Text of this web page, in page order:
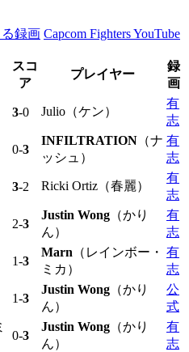
録画 Capcom Fighters YouTube
スコ
ア
プレイヤー
録
画
3-0 Julio（ケン）
有
志
0-3
INFILTRATION （ナ
ッシュ）
有
志
3-2 Ricki Ortiz（春麗）
有
志
2-3
Justin Wong （かり
ん）
有
志
1-3
Marn （レインボー・
ミカ）
有
志
1-3
Justin Wong （かり
ん）
公
式
0-3
Justin Wong （かり
ん）
有
志